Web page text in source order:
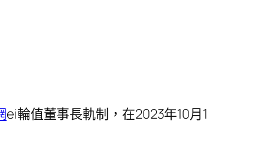
ei輪值董事長軌制，在2023年10月1